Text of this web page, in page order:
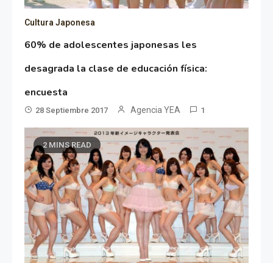
Cultura Japonesa
60% de adolescentes japonesas les
desagrada la clase de educación física:
encuesta
28 Septiembre 2017 Agencia YEA 1
2 MINS READ